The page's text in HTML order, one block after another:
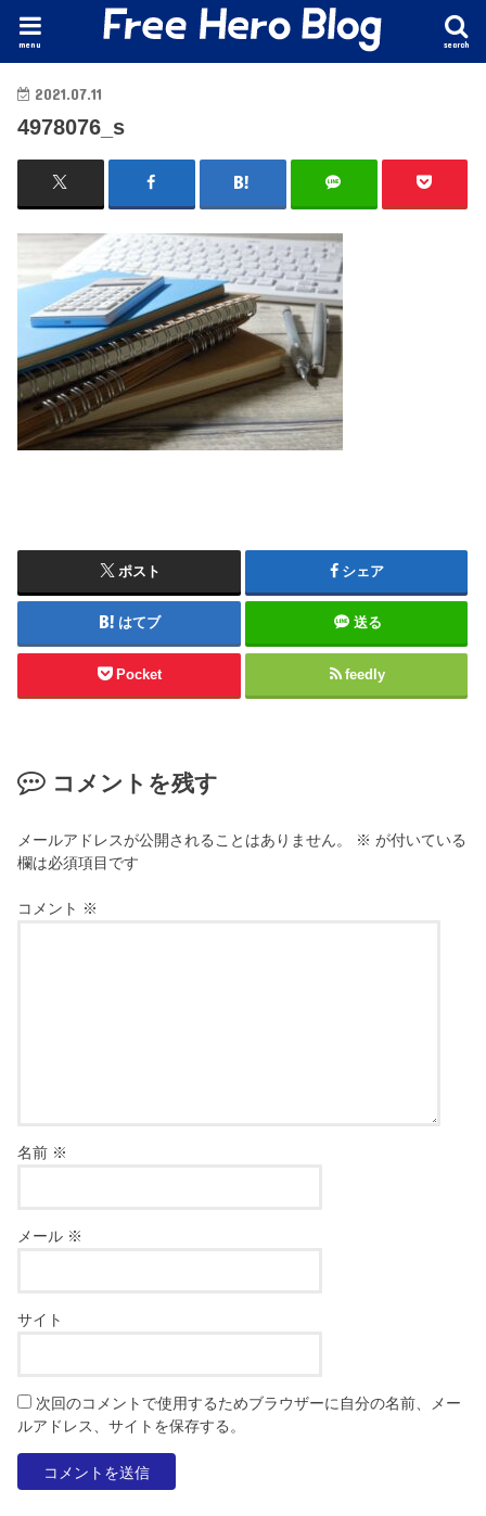
search
menu
2021.07.11
4978076_s
ポスト シェア
はてブ 送る
Pocket feedly
コメントを残す
メールアドレスが公開されることはありません。 ※ が付いている
欄は必須項目です
コメント ※
名前 ※
メール ※
サイト
次回のコメントで使用するためブラウザーに自分の名前、メー
ルアドレス、サイトを保存する。